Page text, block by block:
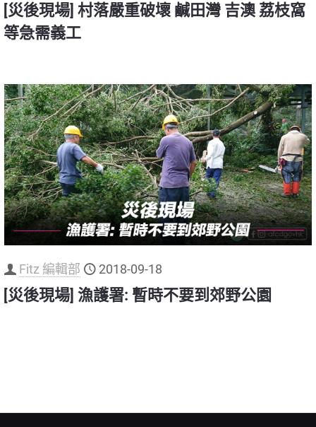
[災後現場] 村落嚴重破壞 鹹田灣 吉澳 荔枝窩
等急需義工
Fitz 編輯部 2018-09-18
[災後現場] 漁護署: 暫時不要到郊野公園